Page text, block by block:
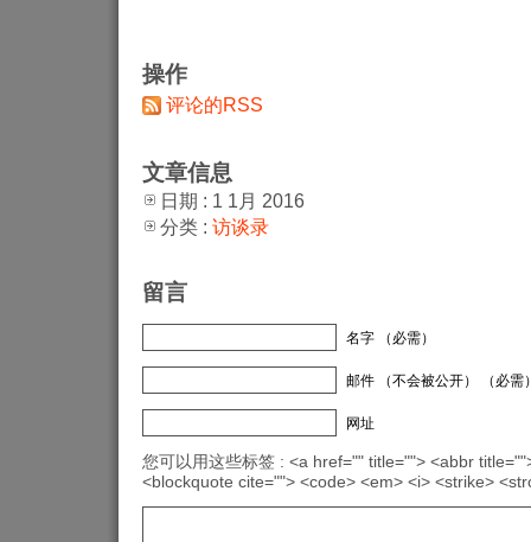
操作
评论的RSS
文章信息
日期 : 1 1月 2016
分类 : 访谈录
留言
名字 （必需）
邮件 （不会被公开） （必需
网址
您可以用这些标签 : <a href="" title=""> <abbr
<blockquote cite=""> <code> <em> <i> <strike>